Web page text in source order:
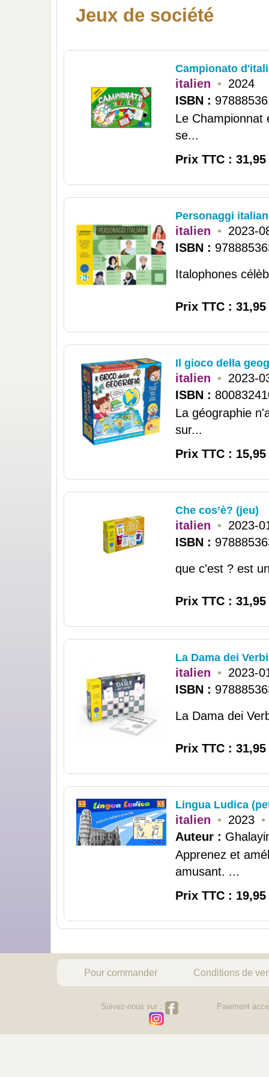
Jeux de société
Campionato
italien • 2024
ISBN :
Le Championnat
se...
Prix TTC : 31,95
Personaggi
italien • 2023-
ISBN :
Italophones
Prix TTC : 31,95
Il gioco della
italien • 2023-
ISBN :
La géographie
sur...
Prix TTC : 15,95
Che cos’è? (jeu)
italien • 2023-
ISBN :
que c'est ? est
Prix TTC : 31,95
La Dama dei
italien • 2023-
ISBN :
La Dama dei
Prix TTC : 31,95
Lingua Ludica
italien • 2023 •
Auteur :
Apprenez et
amusant. ...
Prix TTC : 19,95
Pour commander Conditions de
Suivez-nous sur : Paiement